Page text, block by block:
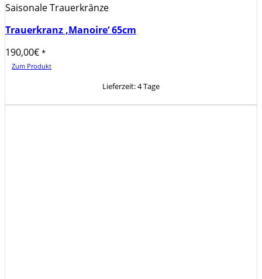
Saisonale Trauerkränze
Trauerkranz ‚Manoire‘ 65cm
190,00€ *
Zum Produkt
Lieferzeit:4 Tage